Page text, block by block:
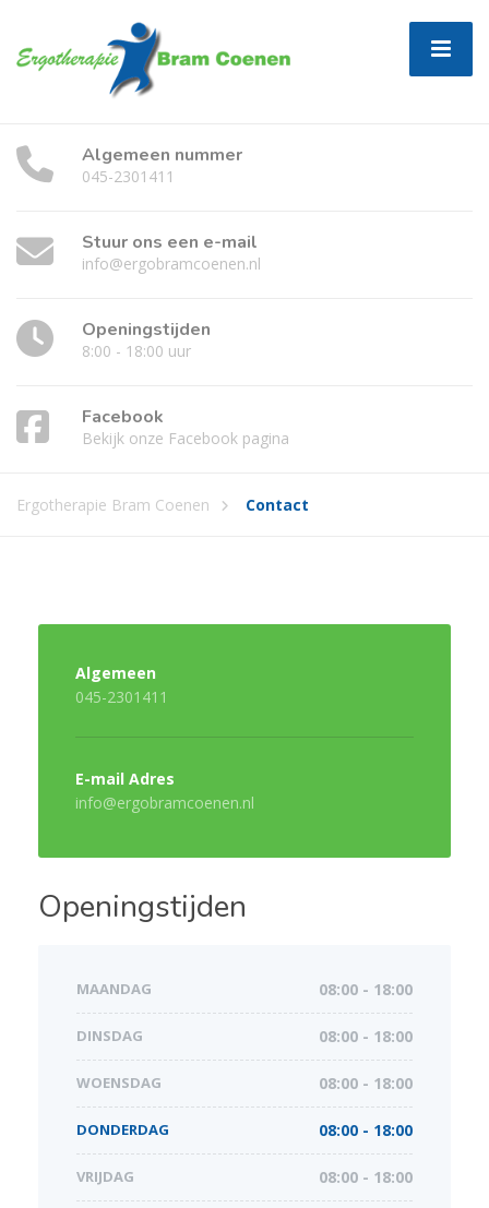
Algemeen nummer
045-2301411
Stuur ons een e-mail
info@ergobramcoenen.nl
Openingstijden
8:00 - 18:00 uur
Facebook
Bekijk onze Facebook pagina
Ergotherapie Bram Coenen Contact
Algemeen
045-2301411
E-mail Adres
info@ergobramcoenen.nl
Openingstijden
MAANDAG 08:00 - 18:00
DINSDAG 08:00 - 18:00
WOENSDAG 08:00 - 18:00
DONDERDAG 08:00 - 18:00
VRIJDAG 08:00 - 18:00